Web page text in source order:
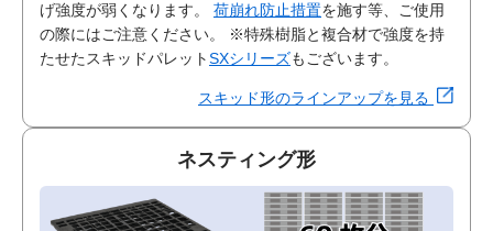
げ強度が弱くなります。 荷崩れ防止措置を施す等、ご使用
の際にはご注意ください。
※特殊樹脂と複合材で強度を持
たせたスキッドパレットSXシリーズもございます。
スキッド形のラインアップを見る
ネスティング形